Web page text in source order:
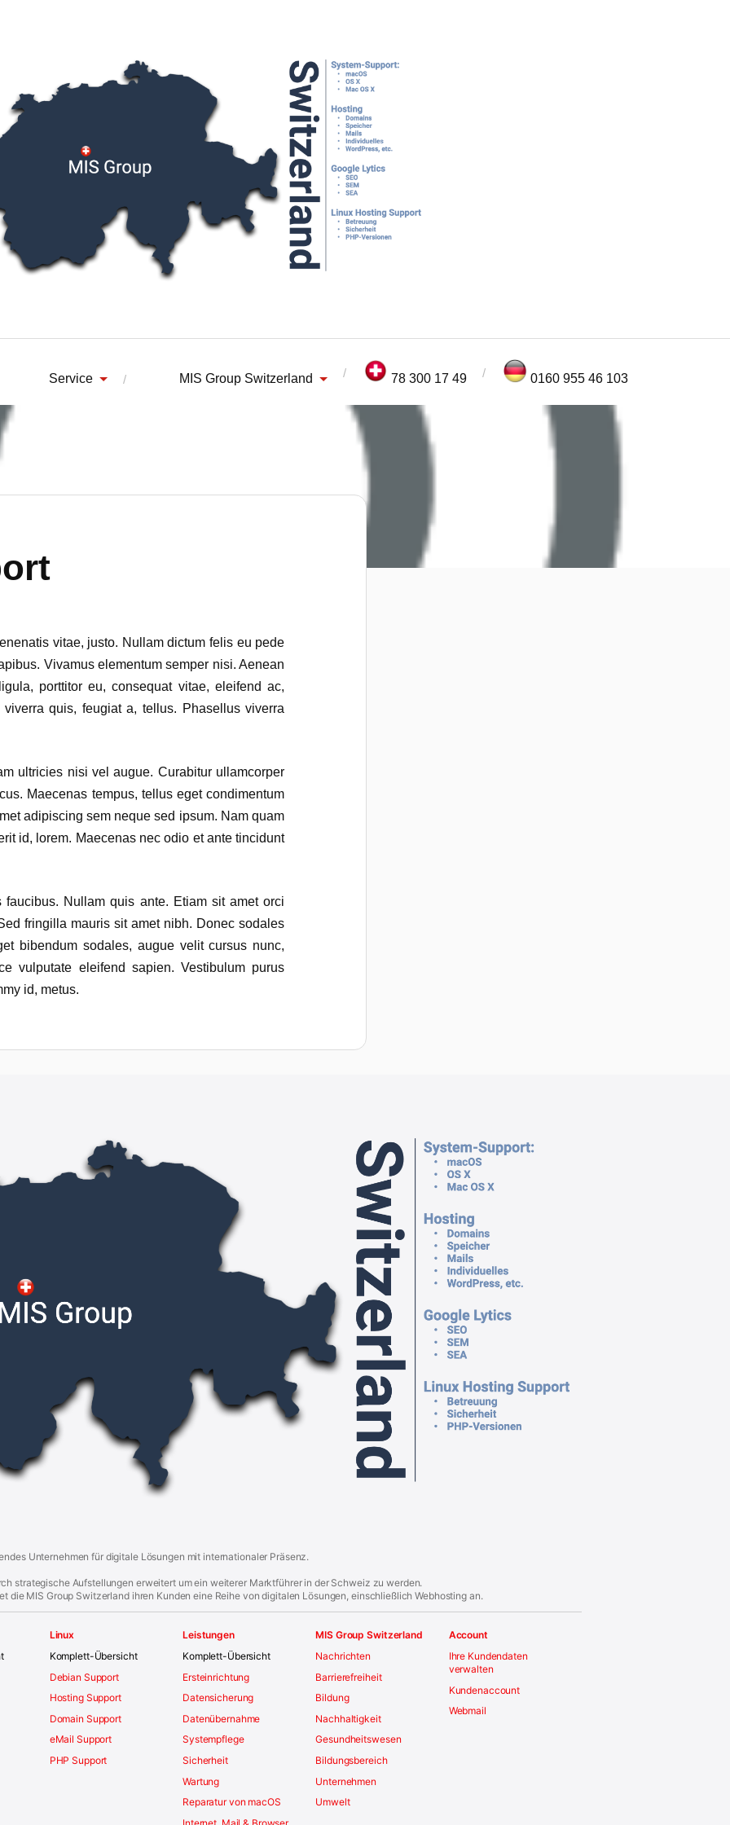
Service MIS Group Switzerland 78 300 17 49 0160 955 46 103
vitae, justo. Nullam dictum felis eu pede
Vivamus elementum semper nisi. Aenean
porttitor eu, consequat vitae, eleifend ac,
quis, feugiat a, tellus. Phasellus viverra
ultricies nisi vel augue. Curabitur ullamcorper
Maecenas tempus, tellus eget condimentum
adipiscing sem neque sed ipsum. Nam quam
id, lorem. Maecenas nec odio et ante tincidunt
Nullam quis ante. Etiam sit amet orci
fringilla mauris sit amet nibh. Donec sodales
bibendum sodales, augue velit cursus nunc,
vulputate eleifend sapien. Vestibulum purus
id, metus.
Unternehmen für digitale Lösungen mit internationaler Präsenz.
strategische Aufstellungen erweitert um ein weiterer Marktführer in der Schweiz zu werden.
die MIS Group Switzerland ihren Kunden eine Reihe von digitalen Lösungen, einschließlich Webhosting an.
Linux
Komplett-Übersicht
Debian Support
Hosting Support
Domain Support
eMail Support
PHP Support
Leistungen
Komplett-Übersicht
Ersteinrichtung
Datensicherung
Datenübernahme
Systempflege
Sicherheit
Wartung
Reparatur von macOS
MIS Group Switzerland
Nachrichten
Barrierefreiheit
Bildung
Nachhaltigkeit
Gesundheitswesen
Bildungsbereich
Unternehmen
Umwelt
Account
Ihre Kundendaten
verwalten
Kundenaccount
Webmail